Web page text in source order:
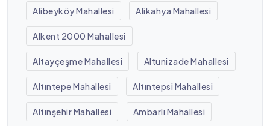
Alibeyköy Mahallesi Alikahya Mahallesi
Alkent 2000 Mahallesi
Altayçeşme Mahallesi Altunizade Mahallesi
Altıntepe Mahallesi Altıntepsi Mahallesi
Altınşehir Mahallesi Ambarlı Mahallesi